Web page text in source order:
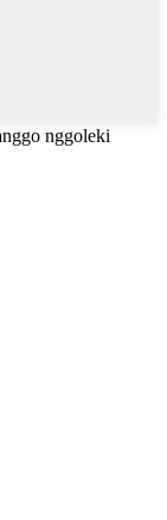
nggoleki